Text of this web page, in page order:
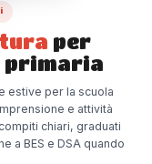
per
primaria
estive per la scuola
e attività
chiari, graduati
a BES e DSA quando